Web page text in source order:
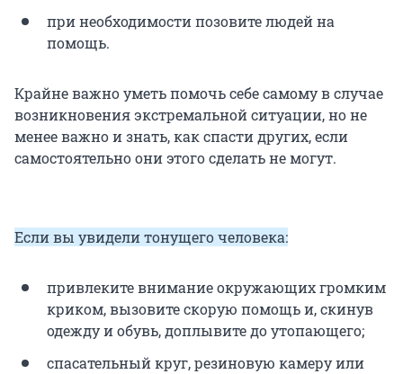
при необходимости позовите людей на
помощь.
Крайне важно уметь помочь себе самому в случае
возникновения экстремальной ситуации, но не
менее важно и знать, как спасти других, если
самостоятельно они этого сделать не могут.
Если вы увидели тонущего человека:
привлеките внимание окружающих громким
криком, вызовите скорую помощь и, скинув
одежду и обувь, доплывите до утопающего;
спасательный круг, резиновую камеру или